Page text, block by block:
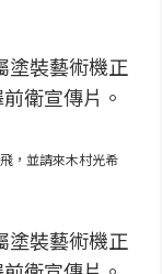
飛，並請來木村光希